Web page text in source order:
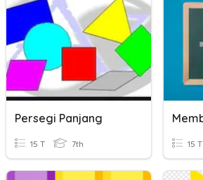
Persegi Panjang
15 T 7th 15 T